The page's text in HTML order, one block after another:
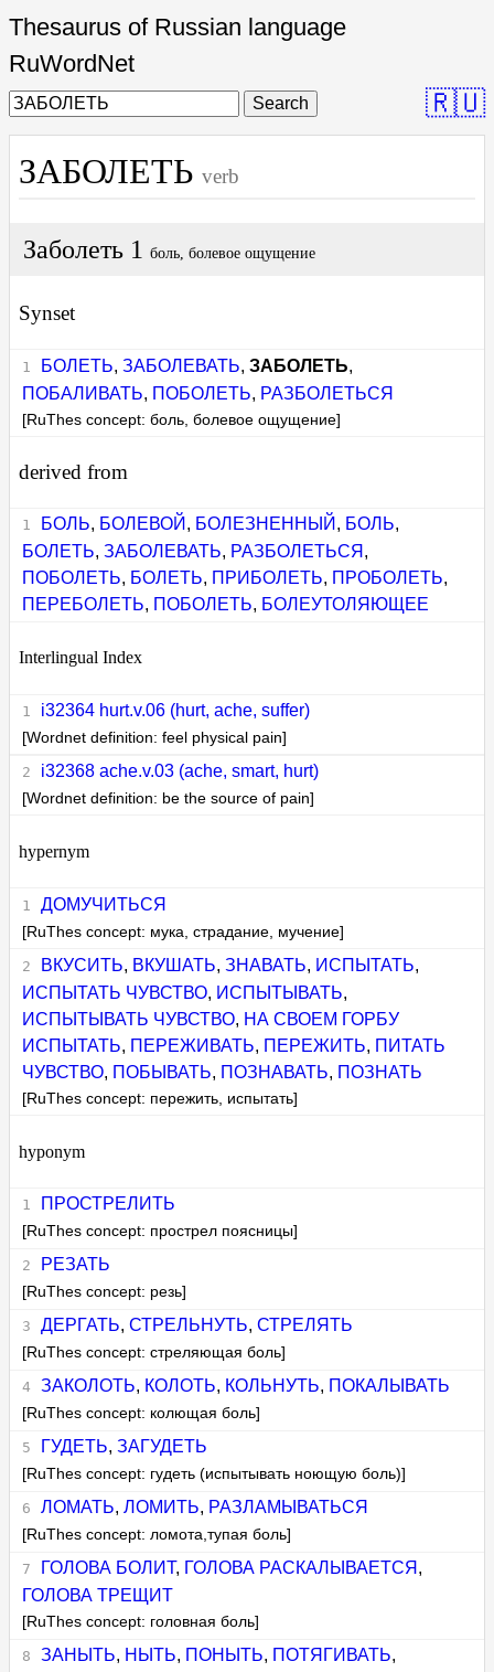
Thesaurus of Russian language
RuWordNet
Search 🇷🇺
ЗАБОЛЕТЬ verb
Заболеть 1 боль, болевое ощущение
Synset
БОЛЕТЬ, ЗАБОЛЕВАТЬ, ЗАБОЛЕТЬ,
ПОБАЛИВАТЬ, ПОБОЛЕТЬ, РАЗБОЛЕТЬСЯ
[RuThes concept: боль, болевое ощущение]
derived from
БОЛЬ, БОЛЕВОЙ , БОЛЕЗНЕННЫЙ , БОЛЬ,
БОЛЕТЬ,ЗАБОЛЕВАТЬ, РАЗБОЛЕТЬСЯ ,
ПОБОЛЕТЬ, БОЛЕТЬ, ПРИБОЛЕТЬ, ПРОБОЛЕТЬ,
ПЕРЕБОЛЕТЬ, ПОБОЛЕТЬ, БОЛЕУТОЛЯЮЩЕЕ
Interlingual Index
i32364 hurt.v.06 (hurt, ache, suffer)
[Wordnet definition: feel physical pain]
i32368 ache.v.03 (ache, smart, hurt)
[Wordnet definition: be the source of pain]
hypernym
ДОМУЧИТЬСЯ
[RuThes concept: мука, страдание, мучение]
ВКУСИТЬ, ВКУШАТЬ, ЗНАВАТЬ, ИСПЫТАТЬ,
ИСПЫТАТЬ ЧУВСТВО, ИСПЫТЫВАТЬ,
ИСПЫТЫВАТЬ ЧУВСТВО, НА СВОЕМ ГОРБУ
ИСПЫТАТЬ, ПЕРЕЖИВАТЬ, ПЕРЕЖИТЬ, ПИТАТЬ
ЧУВСТВО, ПОБЫВАТЬ, ПОЗНАВАТЬ, ПОЗНАТЬ
[RuThes concept: пережить, испытать]
hyponym
ПРОСТРЕЛИТЬ
[RuThes concept: прострел поясницы]
РЕЗАТЬ
[RuThes concept: резь]
ДЕРГАТЬ, СТРЕЛЬНУТЬ, СТРЕЛЯТЬ
[RuThes concept: стреляющая боль]
ЗАКОЛОТЬ, КОЛОТЬ, КОЛЬНУТЬ, ПОКАЛЫВАТЬ
[RuThes concept: колющая боль]
ГУДЕТЬ, ЗАГУДЕТЬ
[RuThes concept: гудеть (испытывать ноющую боль)]
ЛОМАТЬ, ЛОМИТЬ, РАЗЛАМЫВАТЬСЯ
[RuThes concept: ломота,тупая боль]
ГОЛОВА БОЛИТ, ГОЛОВА РАСКАЛЫВАЕТСЯ ,
ГОЛОВА ТРЕЩИТ
[RuThes concept: головная боль]
ЗАНЫТЬ, НЫТЬ, ПОНЫТЬ, ПОТЯГИВАТЬ,